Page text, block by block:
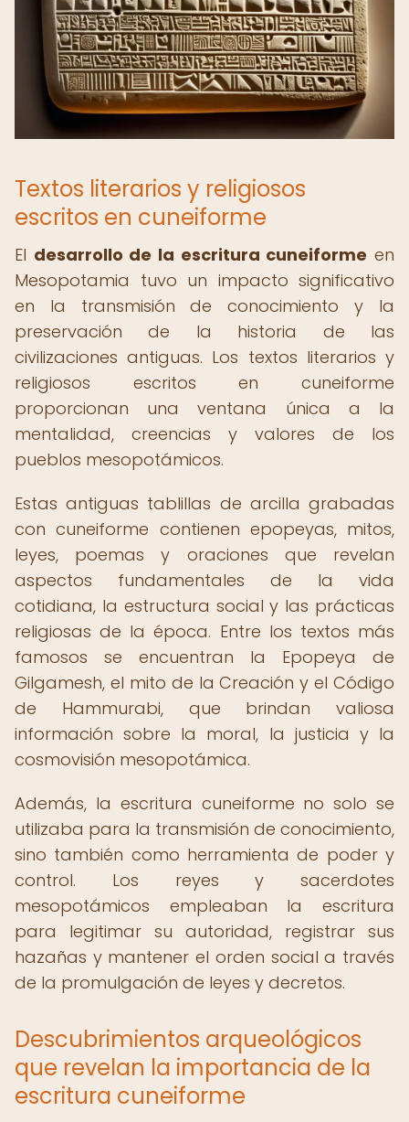
Textos literarios y religiosos
escritos en cuneiforme
El desarrollo de la escritura cuneiforme en
Mesopotamia tuvo un impacto significativo
en la transmisión de conocimiento y la
preservación de la historia de las
civilizaciones antiguas. Los textos literarios y
religiosos escritos en cuneiforme
proporcionan una ventana única a la
mentalidad, creencias y valores de los
pueblos mesopotámicos.
Estas antiguas tablillas de arcilla grabadas
con cuneiforme contienen epopeyas, mitos,
leyes, poemas y oraciones que revelan
aspectos fundamentales de la vida
cotidiana, la estructura social y las prácticas
religiosas de la época. Entre los textos más
famosos se encuentran la Epopeya de
Gilgamesh, el mito de la Creación y el Código
de Hammurabi, que brindan valiosa
información sobre la moral, la justicia y la
cosmovisión mesopotámica.
Además, la escritura cuneiforme no solo se
utilizaba para la transmisión de conocimiento,
sino también como herramienta de poder y
control. Los reyes y sacerdotes
mesopotámicos empleaban la escritura
para legitimar su autoridad, registrar sus
hazañas y mantener el orden social a través
de la promulgación de leyes y decretos.
Descubrimientos arqueológicos
que revelan la importancia de la
escritura cuneiforme